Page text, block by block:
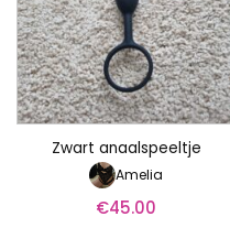
Zwart anaalspeeltje
Amelia
€45.00